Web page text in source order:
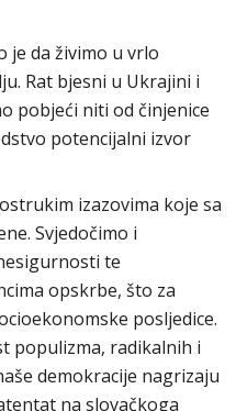
je da živimo u vrlo
Rat bjesni u Ukrajini i
pobjeći niti od činjenice
potencijalni izvor
izazovima koje sa
Svjedočimo i
te
opskrbe, što za
posljedice.
populizma, radikalnih i
demokracije nagrizaju
na slovačkoga